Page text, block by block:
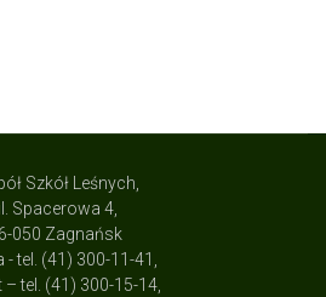
Szkół Leśnych,
Spacerowa 4,
050 Zagnańsk
- tel. (41) 300-11-41,
– tel. (41) 300-15-14,